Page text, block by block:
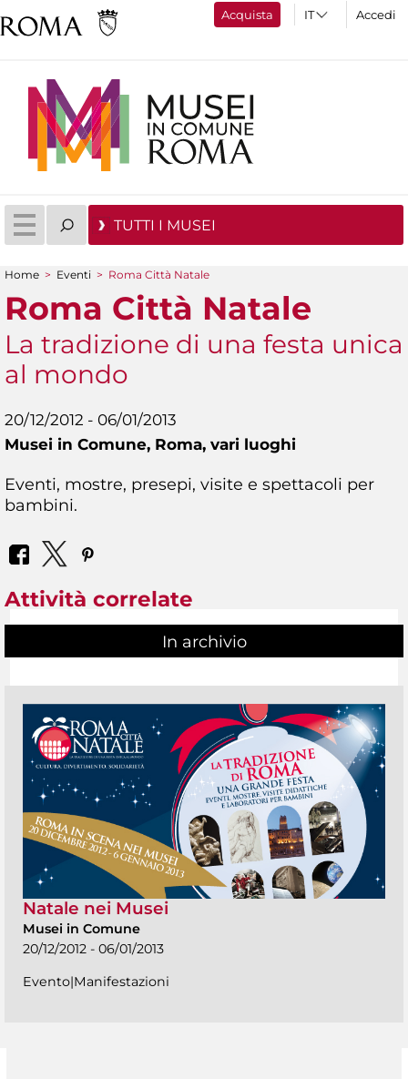
Acquista Accedi
TUTTI I MUSEI
Tu sei qui
Home > Eventi > Roma Città Natale
Roma Città Natale
La tradizione di una festa unica
al mondo
20/12/2012 - 06/01/2013
Musei in Comune, Roma, vari luoghi
Eventi, mostre, presepi, visite e spettacoli per
bambini.
Attività correlate
In archivio
Natale nei Musei
Musei in Comune
20/12/2012 - 06/01/2013
Evento|Manifestazioni